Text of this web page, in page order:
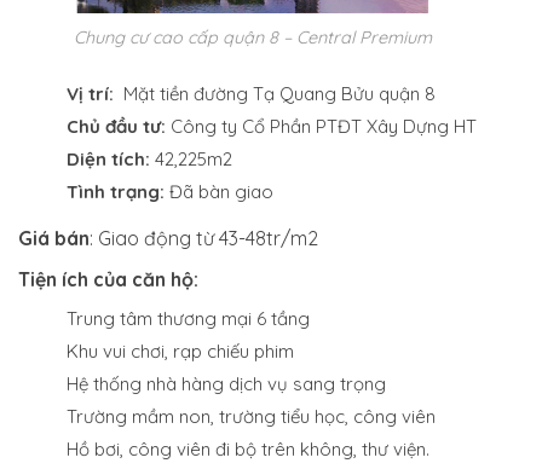
Chung cư cao cấp quận 8 – Central Premium
Vị trí: Mặt tiền đường Tạ Quang Bửu quận 8
Chủ đầu tư: Công ty Cổ Phần PTĐT Xây Dựng HT
Diện tích: 42,225m2
Tình trạng: Đã bàn giao
Giá bán: Giao động từ 43-48tr/m2
Tiện ích của căn hộ:
Trung tâm thương mại 6 tầng
Khu vui chơi, rạp chiếu phim
Hệ thống nhà hàng dịch vụ sang trọng
Trường mầm non, trường tiểu học, công viên
Hồ bơi, công viên đi bộ trên không, thư viện.